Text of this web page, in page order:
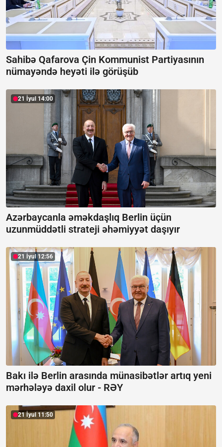
Sahibə Qafarova Çin Kommunist Partiyasının
nümayəndə heyəti ilə görüşüb
21 İyul 14:00
Azərbaycanla əməkdaşlıq Berlin üçün
uzunmüddətli strateji əhəmiyyət daşıyır
21 İyul 12:56
Bakı ilə Berlin arasında münasibətlər artıq yeni
mərhələyə daxil olur - RƏY
21 İyul 11:50